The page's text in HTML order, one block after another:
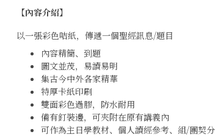
【內容介紹】
以一張彩色咭紙，傳遞一個聖經訊息/題目
內容精簡、到題
圖文並茂，易讀易明
集古今中外各家精華
特厚卡紙印刷
雙面彩色過膠，防水耐用
備有釘裝邊，可夾附在原有講義內
可作為主日學教材、個人讀經參考、組/團契